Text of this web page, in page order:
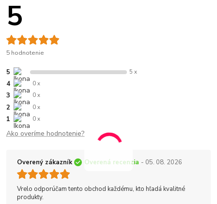
5
5 hodnotenie
5 5 x
4 0 x
3 0 x
2 0 x
1 0 x
Ako overíme hodnotenie?
Overený zákazník Overená recenzia - 05. 08. 2026
Vrelo odporúčam tento obchod každému, kto hľadá kvalitné
produkty.